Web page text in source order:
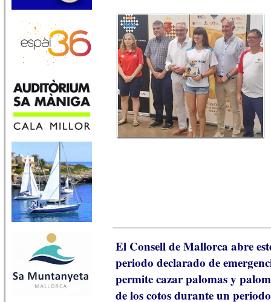
El Consell de Mallorca abre
periodo declarado de
permite cazar palomas y
de los cotos durante un